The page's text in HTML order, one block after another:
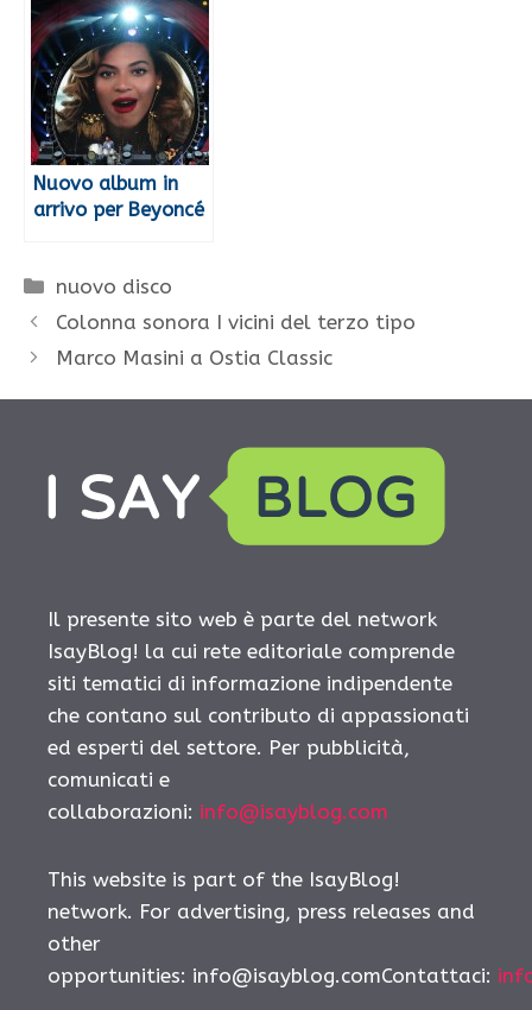
Nuovo album in
arrivo per Beyoncé
Categorie
nuovo disco
Colonna sonora I vicini del terzo tipo
Marco Masini a Ostia Classic
Il presente sito web è parte del network
IsayBlog! la cui rete editoriale comprende
siti tematici di informazione indipendente
che contano sul contributo di appassionati
ed esperti del settore. Per pubblicità,
comunicati e
collaborazioni: info@isayblog.com
This website is part of the IsayBlog!
network. For advertising, press releases and
other
opportunities: info@isayblog.comContattaci: